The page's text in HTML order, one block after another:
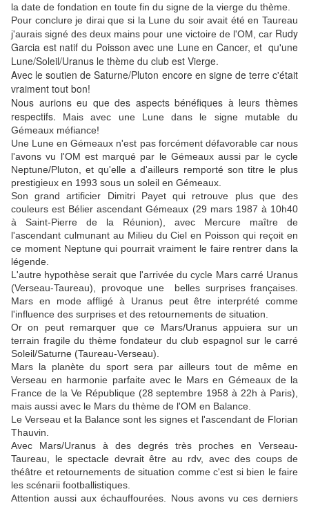
la date de fondation en toute fin du signe de la vierge du thème.
Pour conclure je dirai que si la Lune du soir avait été en Taureau
j'aurais signé des deux mains pour une victoire de l'OM, car Rudy
Garcia est natif du Poisson avec une Lune en Cancer, et qu'une
Lune/Soleil/Uranus le thème du club est Vierge.
Avec le soutien de Saturne/Pluton encore en signe de terre c'était
vraiment tout bon!
Nous aurions eu que des aspects bénéfiques à leurs thèmes
respectifs.
Mais avec une Lune dans le signe mutable du
Gémeaux méfiance!
Une Lune en Gémeaux n'est pas forcément défavorable car nous
l'avons vu l'OM est marqué par le Gémeaux aussi par le cycle
Neptune/Pluton, et qu'elle a d'ailleurs remporté son titre le plus
prestigieux en 1993 sous un soleil en Gémeaux.
Son grand artificier Dimitri Payet qui retrouve plus que des
couleurs est Bélier ascendant Gémeaux (29 mars 1987 à 10h40
à Saint-Pierre de la Réunion), avec Mercure maître de
l'ascendant culmunant au Milieu du Ciel en Poisson qui reçoit en
ce moment Neptune qui pourrait vraiment le faire rentrer dans la
légende.
L'autre hypothèse serait que l'arrivée du cycle Mars carré Uranus
(Verseau-Taureau), provoque une belles surprises françaises.
Mars en mode affligé à Uranus peut être interprété comme
l'influence des surprises et des retournements de situation.
Or on peut remarquer que ce Mars/Uranus appuiera sur un
terrain fragile du thème fondateur du club espagnol sur le carré
Soleil/Saturne (Taureau-Verseau).
Mars la planète du sport sera par ailleurs tout de même en
Verseau en harmonie parfaite avec le Mars en Gémeaux de la
France de la Ve République (28 septembre 1958 à 22h à Paris),
mais aussi avec le Mars du thème de l'OM en Balance.
Le Verseau et la Balance sont les signes et l'ascendant de Florian
Thauvin.
Avec Mars/Uranus à des degrés très proches en Verseau-
Taureau, le spectacle devrait être au rdv, avec des coups de
théâtre et retournements de situation comme c'est si bien le faire
les scénarii footballistiques.
Attention aussi aux échauffourées. Nous avons vu ces derniers